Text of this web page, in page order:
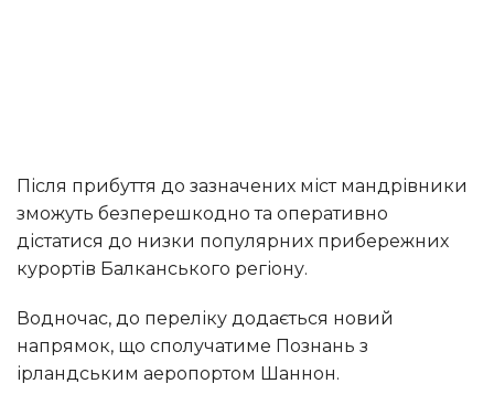
Після прибуття до зазначених міст мандрівники
зможуть безперешкодно та оперативно
дістатися до низки популярних прибережних
курортів Балканського регіону.
Водночас, до переліку додається новий
напрямок, що сполучатиме Познань з
ірландським аеропортом Шаннон.